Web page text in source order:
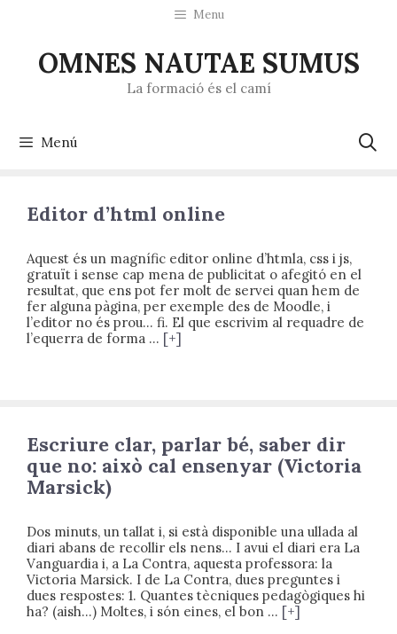
Menu
OMNES NAUTAE SUMUS
La formació és el camí
Menú
Editor d’html online
Aquest és un magnífic editor online d’htmla, css i js,
gratuït i sense cap mena de publicitat o afegitó en el
resultat, que ens pot fer molt de servei quan hem de
fer alguna pàgina, per exemple des de Moodle, i
l’editor no és prou… fi. El que escrivim al requadre de
l’equerra de forma … [+]
Escriure clar, parlar bé, saber dir
que no: això cal ensenyar (Victoria
Marsick)
Dos minuts, un tallat i, si està disponible una ullada al
diari abans de recollir els nens… I avui el diari era La
Vanguardia i, a La Contra, aquesta professora: la
Victoria Marsick. I de La Contra, dues preguntes i
dues respostes: 1. Quantes tècniques pedagògiques hi
ha? (aish…) Moltes, i són eines, el bon … [+]